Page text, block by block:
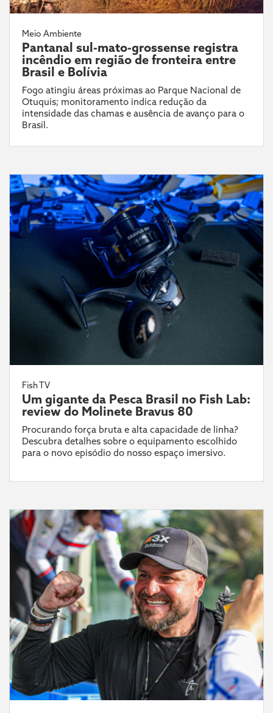
Meio Ambiente
Pantanal sul-mato-grossense registra
incêndio em região de fronteira entre
Brasil e Bolívia
Fogo atingiu áreas próximas ao Parque Nacional de
Otuquis; monitoramento indica redução da
intensidade das chamas e ausência de avanço para o
Brasil.
Fish TV
Um gigante da Pesca Brasil no Fish Lab:
review do Molinete Bravus 80
Procurando força bruta e alta capacidade de linha?
Descubra detalhes sobre o equipamento escolhido
para o novo episódio do nosso espaço imersivo.